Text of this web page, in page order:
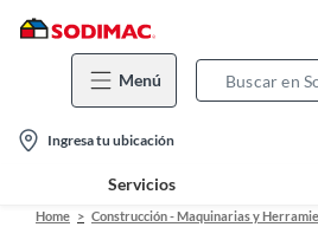
Menú
location-
icon
Ingresa tu ubicación
Servicios
Home
Construcción - Maquinarias y